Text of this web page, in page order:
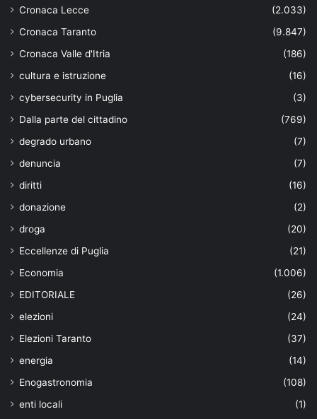
Cronaca Lecce
(2.033)
Cronaca Taranto
(9.847)
Cronaca Valle d'Itria
(186)
cultura e istruzione
(16)
cybersecurity in Puglia
(3)
Dalla parte del cittadino
(769)
degrado urbano
(7)
denuncia
(7)
diritti
(16)
donazione
(2)
droga
(20)
Eccellenze di Puglia
(21)
Economia
(1.006)
EDITORIALE
(26)
elezioni
(24)
Elezioni Taranto
(37)
energia
(14)
Enogastronomia
(108)
enti locali
(1)